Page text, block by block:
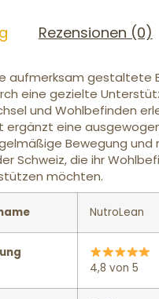
Rezensionen (0)
aufmerksam gestaltete
eine gezielte
und Wohlbefinden
ergänzt eine
Bewegung und
Schweiz, die ihr
möchten.
NutroLean
4,8 von 5